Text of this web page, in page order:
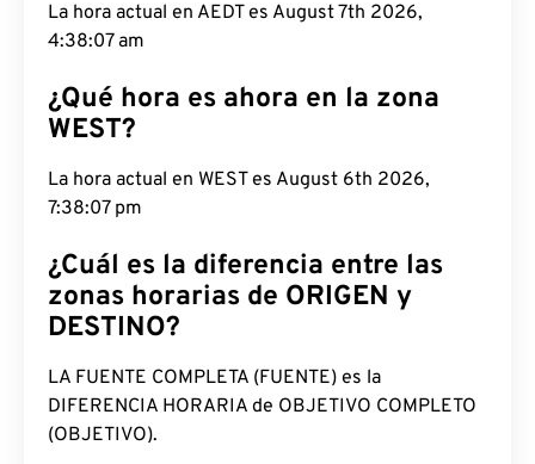
La hora actual en AEDT es August 7th 2026,
4:38:08 am
¿Qué hora es ahora en la zona
WEST?
La hora actual en WEST es August 6th 2026,
7:38:08 pm
¿Cuál es la diferencia entre las
zonas horarias de ORIGEN y
DESTINO?
LA FUENTE COMPLETA (FUENTE) es la
DIFERENCIA HORARIA de OBJETIVO COMPLETO
(OBJETIVO).